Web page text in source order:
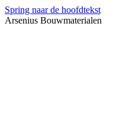
Spring naar de hoofdtekst
Arsenius Bouwmaterialen